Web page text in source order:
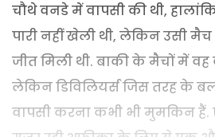
चौथे वनडे में वापसी की थी,
पारी नहीं खेली थी, लेकिन उसी
जीत मिली थी. बाकी के मैचों में वह
लेकिन डिविलियर्स जिस तरह के
वापसी करना कभी भी मुमकिन हैं.